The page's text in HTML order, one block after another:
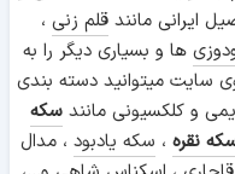
ایرانی مانندقلم زنی ،
ها و بسیاری دیگر را به
سایت میتوانید دسته بندی
و کلکسیونی مانند سکه
نقره ، سکه یادبود ، مدال